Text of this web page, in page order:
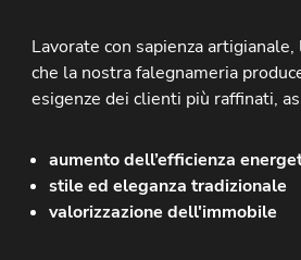
Lavorate con sapienza
che la nostra falegnameria
esigenze dei clienti più raffinati,
aumento dell’efficienza
stile ed eleganza tradizionale
valorizzazione dell'immobile